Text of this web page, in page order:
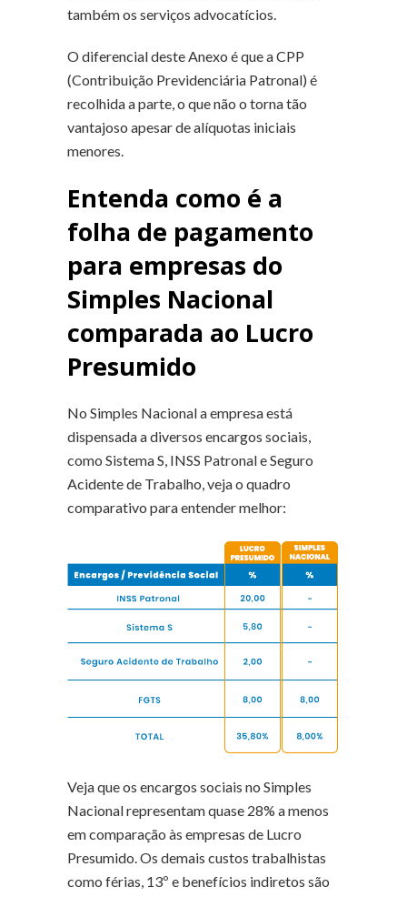
também os serviços advocatícios.
O diferencial deste Anexo é que a CPP
(Contribuição Previdenciária Patronal) é
recolhida a parte, o que não o torna tão
vantajoso apesar de alíquotas iniciais
menores.
Entenda como é a
folha de pagamento
para empresas do
Simples Nacional
comparada ao Lucro
Presumido
No Simples Nacional a empresa está
dispensada a diversos encargos sociais,
como Sistema S, INSS Patronal e Seguro
Acidente de Trabalho, veja o quadro
comparativo para entender melhor:
Veja que os encargos sociais no Simples
Nacional representam quase 28% a menos
em comparação às empresas de Lucro
Presumido. Os demais custos trabalhistas
como férias, 13º e benefícios indiretos são